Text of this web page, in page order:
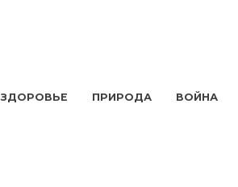
ЗДОРОВЬЕ ПРИРОДА ВОЙНА